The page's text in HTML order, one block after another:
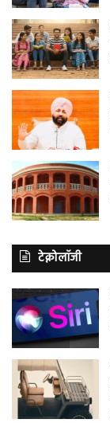
टेक्नोलॉजी